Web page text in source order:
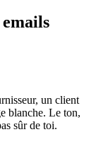
un client
blanche. Le ton,
sûr de toi.